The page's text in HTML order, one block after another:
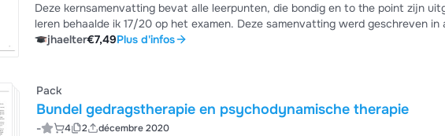
Deze kernsamenvatting bevat alle leerpunten, die bondig en to the point zijn
leren behaalde ik 17/20 op het examen. Deze samenvatting werd geschreven
slechts 32 pagina's.
jhaelter€7,49Plus d'infos
Pack
Bundel gedragstherapie en psychodynamische therapie
- 4 2 décembre 2020